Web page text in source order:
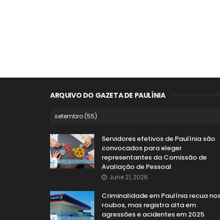
ARQUIVO DO GAZETA DE PAULÍNIA
Servidores efetivos de Paulínia são
convocados para eleger
representantes da Comissão de
Avaliação de Pessoal
June 21, 2026
Criminalidade em Paulínia recua
roubos, mas registra alta em
agressões e acidentes em 2025